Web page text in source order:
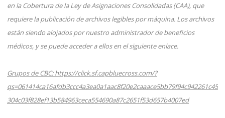
en la Cobertura de la Ley de Asignaciones Consolidadas (CAA), que
requiere la publicación de archivos legibles por máquina. Los archivos
están siendo alojados por nuestro administrador de beneficios
médicos, y se puede acceder a ellos en el siguiente enlace.
Grupos de CBC: https://click.sf.capbluecross.com/?
qs=061414ca16afdb3ccc4a3ea0a1aac8f20e2caaace5bb79f94c942261c45
304c03f828ef13b584963ceca554690a87c2651f53d657b4007ed